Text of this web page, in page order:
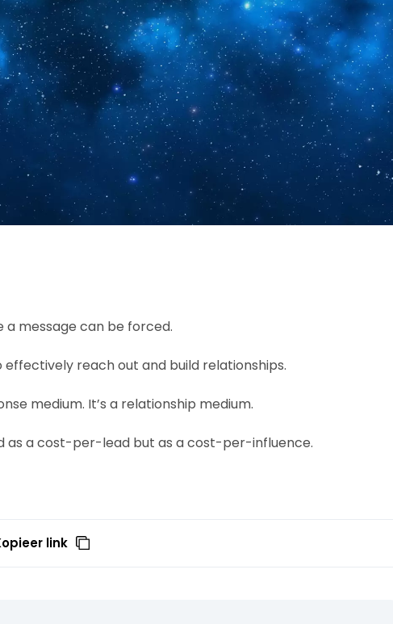
a message can be forced.
reach out and build relationships.
medium. It’s a relationship medium.
as a cost-per-lead but as a cost-per-influence.
link